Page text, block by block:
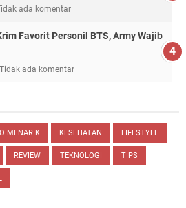
ada komentar
Favorit Personil BTS, Army Wajib
Tidak ada komentar
MENARIK KESEHATAN LIFESTYLE
REVIEW TEKNOLOGI TIPS